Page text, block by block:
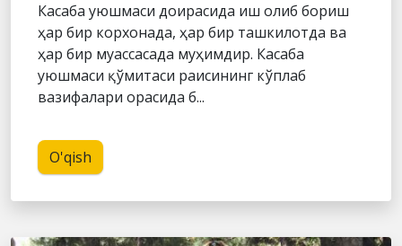
Касаба уюшмаси доирасида иш олиб бориш
ҳар бир корхонада, ҳар бир ташкилотда ва
ҳар бир муассасада муҳимдир. Касаба
уюшмаси қўмитаси раисининг кўплаб
вазифалари орасида б...
O'qish